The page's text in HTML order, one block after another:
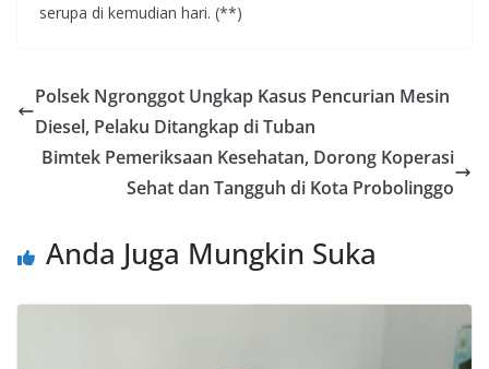
serupa di kemudian hari. (**)
Polsek Ngronggot Ungkap Kasus Pencurian Mesin
Diesel, Pelaku Ditangkap di Tuban
Bimtek Pemeriksaan Kesehatan, Dorong Koperasi
Sehat dan Tangguh di Kota Probolinggo
Anda Juga Mungkin Suka